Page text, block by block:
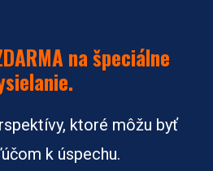
na špeciálne
ktoré môžu byť
k úspechu.